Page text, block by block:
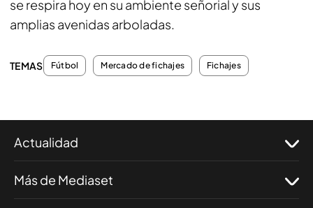
se respira hoy en su ambiente señorial y sus
amplias avenidas arboladas.
TEMAS Fútbol Mercado de fichajes Fichajes
Actualidad
Más de Mediaset